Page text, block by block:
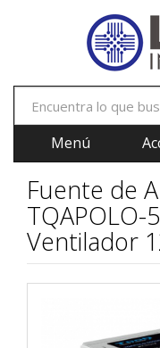
Menú
Fuente de
TQAPOLO-
Ventilador